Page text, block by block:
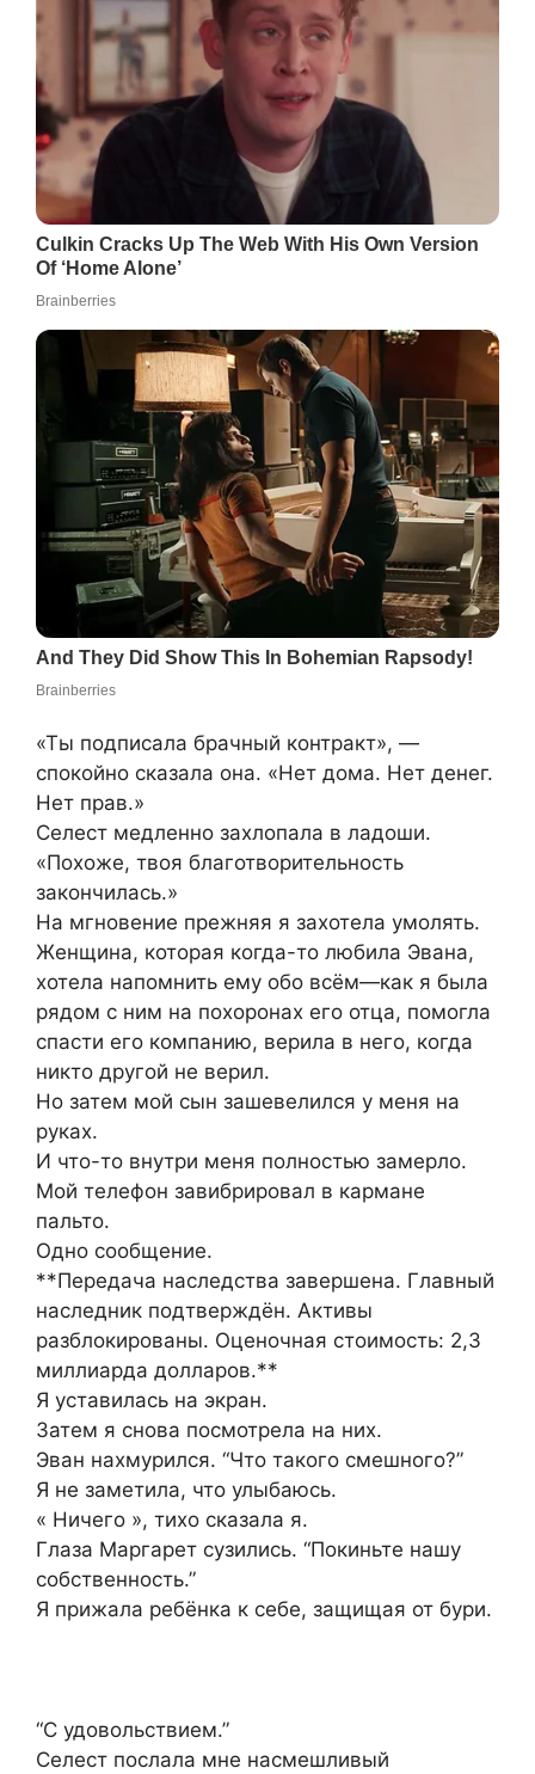
«Ты подписала брачный контракт», —
спокойно сказала она. «Нет дома. Нет денег.
Нет прав.»
Селест медленно захлопала в ладоши.
«Похоже, твоя благотворительность
закончилась.»
На мгновение прежняя я захотела умолять.
Женщина, которая когда-то любила Эвана,
хотела напомнить ему обо всём—как я была
рядом с ним на похоронах его отца, помогла
спасти его компанию, верила в него, когда
никто другой не верил.
Но затем мой сын зашевелился у меня на
руках.
И что-то внутри меня полностью замерло.
Мой телефон завибрировал в кармане
пальто.
Одно сообщение.
**Передача наследства завершена. Главный
наследник подтверждён. Активы
разблокированы. Оценочная стоимость: 2,3
миллиарда долларов.**
Я уставилась на экран.
Затем я снова посмотрела на них.
Эван нахмурился. “Что такого смешного?”
Я не заметила, что улыбаюсь.
« Ничего », тихо сказала я.
Глаза Маргарет сузились. “Покиньте нашу
собственность.”
Я прижала ребёнка к себе, защищая от бури.
“С удовольствием.”
Селест послала мне насмешливый